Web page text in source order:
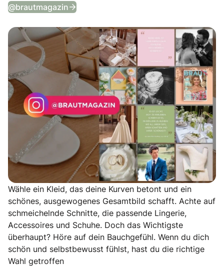
@brautmagazin Tägliche Wedding Vibes auf Instagram
Wähle ein Kleid, das deine Kurven betont und ein
schönes, ausgewogenes Gesamtbild schafft. Achte auf
schmeichelnde Schnitte, die passende Lingerie,
Accessoires und Schuhe. Doch das Wichtigste
überhaupt? Höre auf dein Bauchgefühl. Wenn du dich
schön und selbstbewusst fühlst, hast du die richtige
Wahl getroffen